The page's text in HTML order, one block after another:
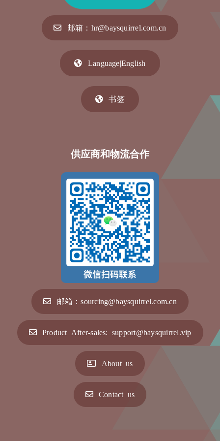
邮箱：hr@baysquirrel.com.cn
Language|English
书签
供应商和物流合作
邮箱：sourcing@baysquirrel.com.cn
Product After-sales: support@baysquirrel.vip
About us
Contact us